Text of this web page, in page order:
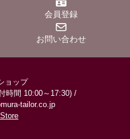
会員登録
お問い合わせ
ョップ
時間 10:00～17:30) /
tailor.co.jp